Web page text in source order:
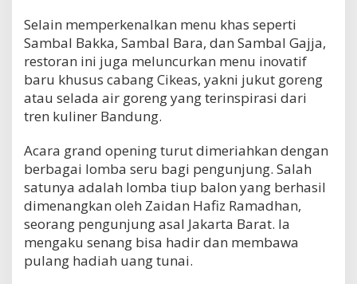
Selain memperkenalkan menu khas seperti
Sambal Bakka, Sambal Bara, dan Sambal Gajja,
restoran ini juga meluncurkan menu inovatif
baru khusus cabang Cikeas, yakni jukut goreng
atau selada air goreng yang terinspirasi dari
tren kuliner Bandung.
Acara grand opening turut dimeriahkan dengan
berbagai lomba seru bagi pengunjung. Salah
satunya adalah lomba tiup balon yang berhasil
dimenangkan oleh Zaidan Hafiz Ramadhan,
seorang pengunjung asal Jakarta Barat. Ia
mengaku senang bisa hadir dan membawa
pulang hadiah uang tunai.